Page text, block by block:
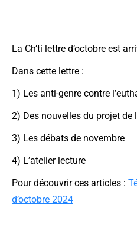
La Ch’ti lettre d’octobre est
Dans cette lettre :
1) Les anti-genre contre
2) Des nouvelles du projet de
3) Les débats de novembre
4) L’atelier lecture
Pour découvrir ces articles :
d’octobre 2024